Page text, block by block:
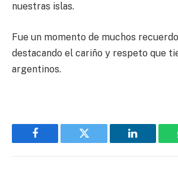
nuestras islas.
Fue un momento de muchos
destacando el cariño y respeto que
argentinos.
Facebook Twitter LinkedIn